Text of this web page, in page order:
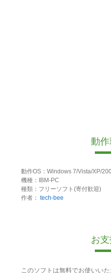
動
動作OS：Windows 7/Vista/XP/
機種：IBM-PC
種類：フリーソフト(寄付歓迎)
作者： tech-bee
お
このソフトは無料でお使いい